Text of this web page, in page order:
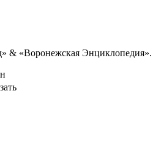
& «Воронежская Энциклопедия».